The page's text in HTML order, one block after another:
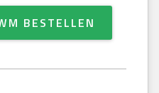
BESTELLEN